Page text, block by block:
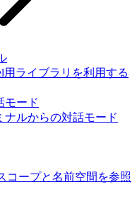
用ライブラリを利用する
モード
ナルからの対話モード
コープと名前空間を参照